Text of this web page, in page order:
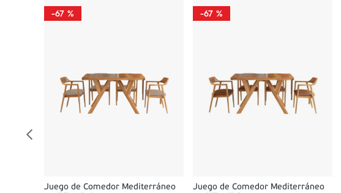
-67 %
Juego de Comedor Mediterráneo
-67 %
Juego de Comedor Mediterráneo